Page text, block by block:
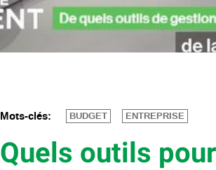
Mots-clés: BUDGET ENTREPRISE
Quels outils